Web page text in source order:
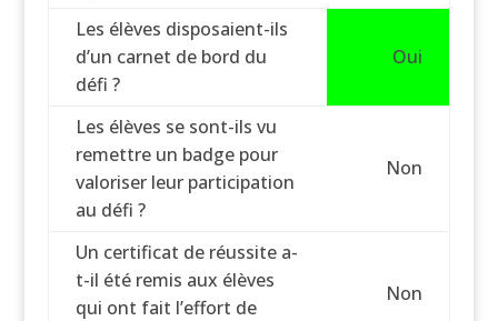
Les élèves disposaient-ils
d’un carnet de bord du
défi ?
Oui
Les élèves se sont-ils vu
remettre un badge pour
valoriser leur participation
au défi ?
Non
Un certificat de réussite a-
t-il été remis aux élèves
qui ont fait l’effort de
Non